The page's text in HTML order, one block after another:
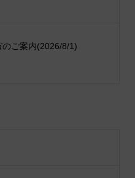
ご案内(2026/8/1)